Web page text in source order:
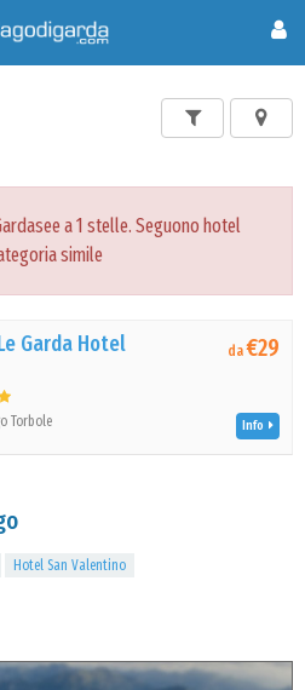
a 1 stelle. Seguono hotel
simile
Garda Hotel
Torbole
da€29
Info
Hotel San Valentino